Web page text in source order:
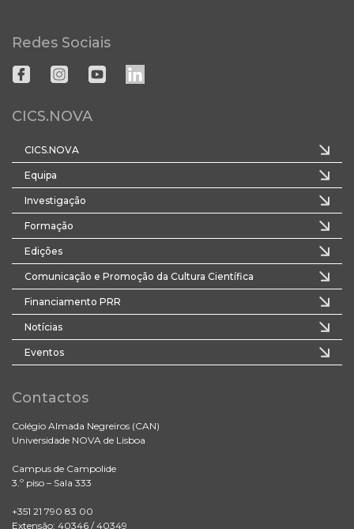
Redes Sociais
CICS.NOVA
CICS.NOVA
Equipa
Investigação
Formação
Edições
Comunicação e Promoção da Cultura Científica
Financiamento PRR
Notícias
Eventos
Contactos
Colégio Almada Negreiros (CAN)
Universidade NOVA de Lisboa
Campus de Campolide
3.º piso – Sala 333
+351 21 790 83 00
Extensão: 40346 / 40349